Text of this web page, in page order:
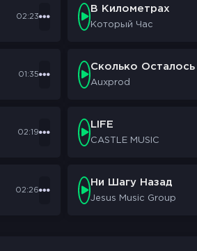
02:23
В Километрах
Который Час
01:35
Сколько Осталось
Auxprod
02:19
LIFE
CASTLE MUSIC
02:26
Ни Шагу Назад
Jesus Music Group